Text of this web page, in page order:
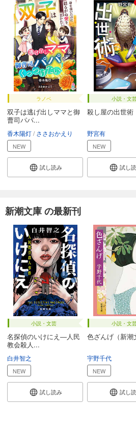
ラノベ
双子は逃げ出しママと御
曹司パパ...
香木陽灯 ささおかえり
NEW
試し読み
小説・文
殺し屋の出世術
野宮有
NEW
試し
新潮文庫 の最新刊
小説・文芸
名探偵のいけにえ―人民
教会殺人...
白井智之
NEW
試し読み
小説・文
色ざんげ（新潮
宇野千代
NEW
試し